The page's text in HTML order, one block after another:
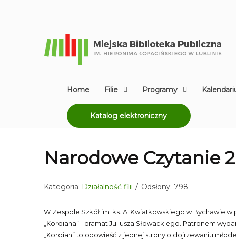
Home Filie Programy
Katalog elektroniczny
Narodowe Czytanie
Kategoria: Działalność filii Odsłony: 798
W Zespole Szkół im. ks. A. Kwiatkowskiego w Bychawie
„Kordiana” - dramat Juliusza Słowackiego. Patronem
„Kordian” to opowieść z jednej strony o dojrzewaniu